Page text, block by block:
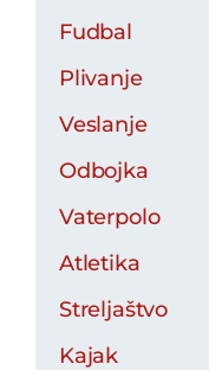
Fudbal
Plivanje
Veslanje
Odbojka
Vaterpolo
Atletika
Streljaštvo
Kajak